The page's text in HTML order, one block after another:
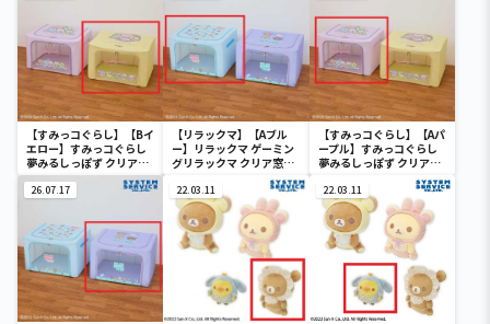
【すみっコぐらし】【Bイ
エロー】すみっコぐらし
夢みるしっぽず クリア窓
付き収納ボックス
【リラックマ】【Aブル
ー】リラックマ ゲーミン
グリラックマ クリア窓付
【すみっコぐらし】【Aパ
ープル】すみっコぐらし
夢みるしっぽず クリア窓
26.07.17 22.03.11 22.03.11